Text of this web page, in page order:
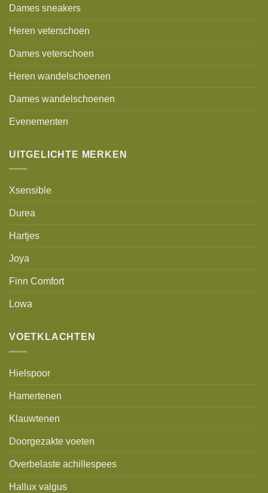
Dames sneakers
Heren veterschoen
Dames veterschoen
Heren wandelschoenen
Dames wandelschoenen
Evenementen
UITGELICHTE MERKEN
Xsensible
Durea
Hartjes
Joya
Finn Comfort
Lowa
VOETKLACHTEN
Hielspoor
Hamertenen
Klauwtenen
Doorgezakte voeten
Overbelaste achillespees
Hallux valgus